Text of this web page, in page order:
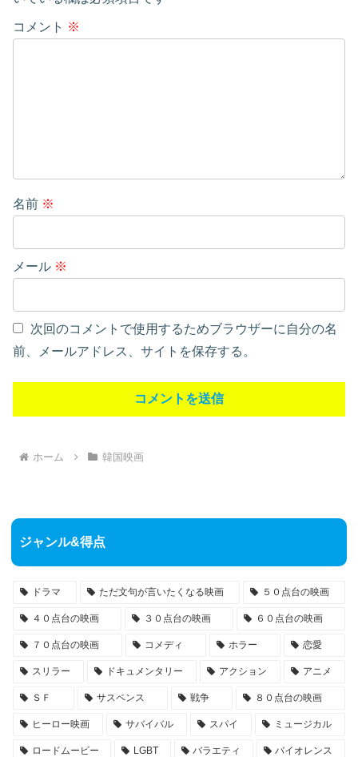
コメント ※
名前 ※
メール ※
次回のコメントで使用するためブラウザーに自分の名
前、メールアドレス、サイトを保存する。
ホーム 韓国映画
ジャンル&得点
ドラマ ただ文句が言いたくなる映画 ５０点台の映画
４０点台の映画 ３０点台の映画 ６０点台の映画
７０点台の映画 コメディ ホラー 恋愛
スリラー ドキュメンタリー アクション アニメ
ＳＦ サスペンス 戦争 ８０点台の映画
ヒーロー映画 サバイバル スパイ ミュージカル
ロードムービー LGBT バラエティ バイオレンス